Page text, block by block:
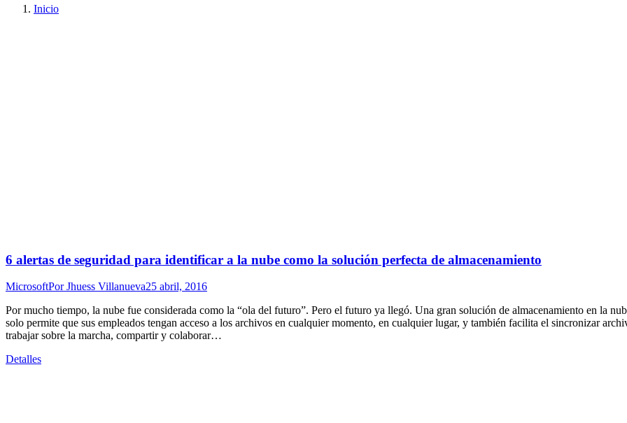
Inicio
6 alertas de seguridad para identificar a la nube como la solución perfecta de almacenamiento
MicrosoftPorJhuess Villanueva25 abril, 2016
Por mucho tiempo, la nube fue considerada como la “ola del futuro”. Pero el futuro ya llegó. Una gran solución de almacenamiento en la
solo permite que sus empleados tengan acceso a los archivos en cualquier momento, en cualquier lugar, y también facilita el sincronizar
trabajar sobre la marcha, compartir y colaborar…
Detalles